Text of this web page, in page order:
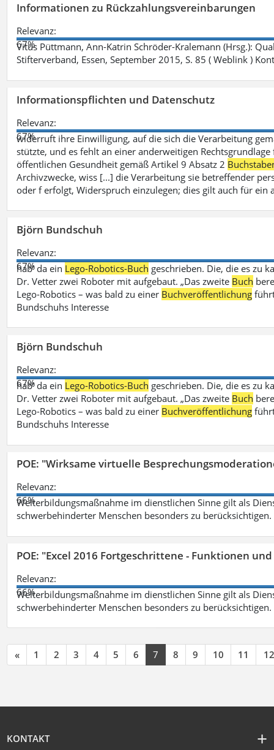
Informationen zu Rückzahlungsvereinbarungen
Relevanz:
67%
Vitus Püttmann, Ann-Katrin Schröder-Kralemann (Hrsg.):
Stifterverband, Essen, September 2015, S. 85 ( Weblink )
Informationspflichten und Datenschutz
Relevanz:
67%
widerruft ihre Einwilligung, auf die sich die Verarbeitung
stützte, und es fehlt an einer anderweitigen
öffentlichen Gesundheit gemäß Artikel 9 Absatz 2
Archivzwecke, wiss [...] die Verarbeitung sie betreffender
oder f erfolgt, Widerspruch einzulegen; dies gilt auch für ein
Björn Bundschuh
Relevanz:
67%
hab‘ da ein Lego-Robotics-Buch geschrieben. Die, die es zu
Dr. Vetter zwei Roboter mit aufgebaut. „Das zweite Buch
Lego-Robotics – was bald zu einer Buchveröffentlichung
Bundschuhs Interesse
Björn Bundschuh
Relevanz:
67%
hab‘ da ein Lego-Robotics-Buch geschrieben. Die, die es zu
Dr. Vetter zwei Roboter mit aufgebaut. „Das zweite Buch
Lego-Robotics – was bald zu einer Buchveröffentlichung
Bundschuhs Interesse
POE: "Wirksame virtuelle
Relevanz:
66%
Weiterbildungsmaßnahme im dienstlichen Sinne gilt als
schwerbehinderter Menschen besonders zu berücksichtigen.
POE: "Excel 2016 Fortgeschrittene - Funktionen
Relevanz:
66%
Weiterbildungsmaßnahme im dienstlichen Sinne gilt als
schwerbehinderter Menschen besonders zu berücksichtigen.
« 1 2 3 4 5 6 7 8 9 10 11 12
KONTAKT